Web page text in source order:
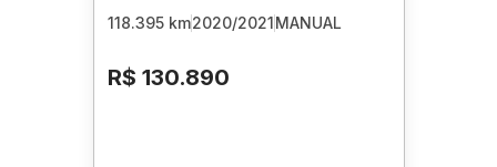
118.395 km2020/2021MANUAL
R$ 130.890